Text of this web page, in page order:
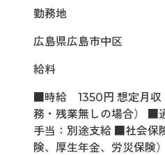
勤務地
広島県広島市中区
給料
■時給 1350円 想定月
務・残業無しの場合） ■
手当：別途支給 ■社会保
険、厚生年金、労災保